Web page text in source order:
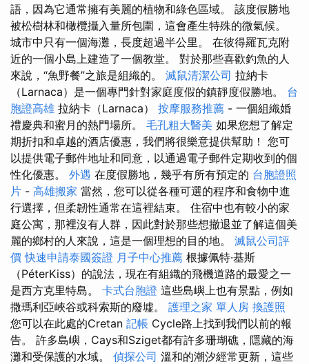
語，因為它通常擁有美麗的植物和綠色區域。 該度假勝地
被松樹林和橄欖攝入量所包圍，這會產生特殊的微氣候。
城市中只有一個海灘，長度超過半公里。 在彼得羅瓦克附
近的一個小島上建造了一個教堂。 對於那些喜歡釣魚的人
來說，“魚野餐”之旅是組織的。 滅鼠清潔公司 拉納卡
（Larnaca）是一個專門針對家庭度假的鎮靜度假勝地。 台
胞證高雄 拉納卡（Larnaca） 按摩服務推薦 - 一個組織婚
禮慶典和蜜月的熱門場所。 毛孔粗大醫美 如果您想了解定
期折扣和卓越的酒店優惠，我們將很樂意提供幫助！ 您可
以提供電子郵件地址和同意，以通過電子郵件定期收到的個
性化優惠。 外遇 在度假勝地，幾乎有所有預定的 台胞證照
片 - 高雄搬家 當然，您可以從各種可選的程序和食物中進
行選擇，但柔韌性通常在這裡結束。 住宿中也有較小的家
庭公寓，那裡沒有人群，因此對於那些想撤退並了解這個美
麗的鄉村的人來說，這是一個理想的目的地。 滅鼠公司評
價 快速申請泰國簽證 月子中心推薦 根據佩特·基斯
（PéterKiss）的說法，現在有組織的飛機道路的最愛之一
是西方克里特島。 卡式台胞證 這些島嶼上也有景點，例如
撒瑪利亞峽谷或科索斯的廢墟。 護理之家 單人房 換護照
您可以在此處的Cretan 記帳 Cycle路上找到我們以前的報
告。 許多島嶼，Cays和Sziget都有許多珊瑚礁，隱藏的海
灘和受保護的水域。 偵探公司 溫和的潮汐經常更新，這些